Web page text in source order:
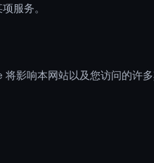
服务。
影响本网站以及您访问的许